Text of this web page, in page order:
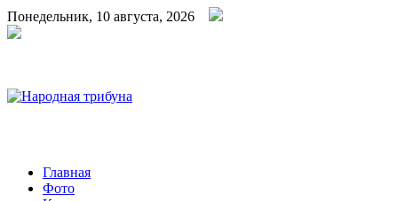
Понедельник, 10 августа, 2026
Народная трибуна
Калининская районная газета
Главная
Фото